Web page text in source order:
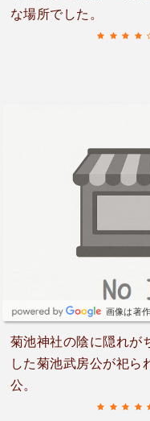
な場所でした。
画像は著
菊池神社の陰に隠れが
した菊池武房公が祀ら
公。